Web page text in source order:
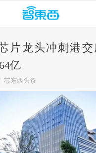
片龙头冲刺港
亿
芯东西头条